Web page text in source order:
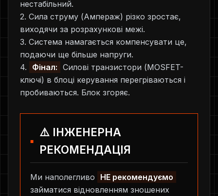
нестабільний.
2. Сила струму (Ампераж) різко зростає,
виходячи за розрахункові межі.
3. Система намагається компенсувати це,
подаючи ще більше напруги.
4.
Фінал: Силові транзистори (MOSFET-
ключі) в блоці керування перегріваються і
пробиваються. Блок згоряє.
⚠️ ІНЖЕНЕРНА
РЕКОМЕНДАЦІЯ
Ми наполегливо
НЕ рекомендуємо
займатися відновленням зношених